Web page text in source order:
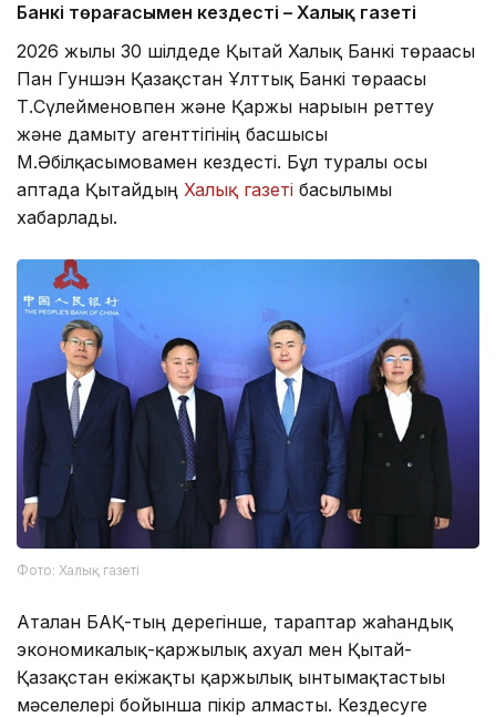
Банкі төрағасымен кездесті – Халық газеті
2026 жылы 30 шілдеде Қытай Халық Банкі төрағасы
Пан Гуншэн Қазақстан Ұлттық Банкі төрағасы
Т.Сүлейменовпен және Қаржы нарығын реттеу
және дамыту агенттігінің басшысы
М.Әбілқасымовамен кездесті. Бұл туралы осы
аптада Қытайдың Халық газеті басылымы
хабарлады.
Фото: Халық газеті
Аталған БАҚ-тың дерегінше, тараптар жаһандық
экономикалық-қаржылық ахуал мен Қытай-
Қазақстан екіжақты қаржылық ынтымақтастығы
мәселелері бойынша пікір алмасты. Кездесуге